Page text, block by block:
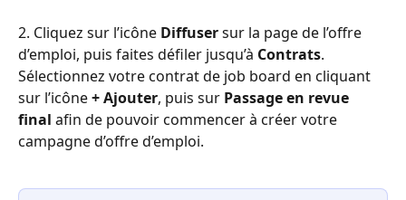
2. Cliquez sur l’icône Diffuser sur la page de l’offre
d’emploi, puis faites défiler jusqu’à Contrats.
Sélectionnez votre contrat de job board en cliquant
sur l’icône + Ajouter, puis sur Passage en revue
final afin de pouvoir commencer à créer votre
campagne d’offre d’emploi.